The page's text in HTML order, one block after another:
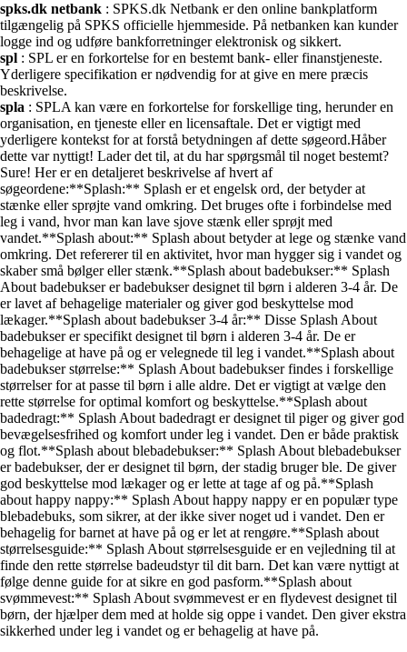
spks.dk netbank : SPKS.dk Netbank er den online bankplatform
tilgængelig på SPKS officielle hjemmeside. På netbanken kan kunder
logge ind og udføre bankforretninger elektronisk og sikkert.
spl : SPL er en forkortelse for en bestemt bank- eller finanstjeneste.
Yderligere specifikation er nødvendig for at give en mere præcis
beskrivelse.
spla : SPLA kan være en forkortelse for forskellige ting, herunder en
organisation, en tjeneste eller en licensaftale. Det er vigtigt med
yderligere kontekst for at forstå betydningen af dette søgeord.Håber
dette var nyttigt! Lader det til, at du har spørgsmål til noget bestemt?
Sure! Her er en detaljeret beskrivelse af hvert af
søgeordene:**Splash:** Splash er et engelsk ord, der betyder at
stænke eller sprøjte vand omkring. Det bruges ofte i forbindelse med
leg i vand, hvor man kan lave sjove stænk eller sprøjt med
vandet.**Splash about:** Splash about betyder at lege og stænke vand
omkring. Det refererer til en aktivitet, hvor man hygger sig i vandet og
skaber små bølger eller stænk.**Splash about badebukser:** Splash
About badebukser er badebukser designet til børn i alderen 3-4 år. De
er lavet af behagelige materialer og giver god beskyttelse mod
lækager.**Splash about badebukser 3-4 år:** Disse Splash About
badebukser er specifikt designet til børn i alderen 3-4 år. De er
behagelige at have på og er velegnede til leg i vandet.**Splash about
badebukser størrelse:** Splash About badebukser findes i forskellige
størrelser for at passe til børn i alle aldre. Det er vigtigt at vælge den
rette størrelse for optimal komfort og beskyttelse.**Splash about
badedragt:** Splash About badedragt er designet til piger og giver god
bevægelsesfrihed og komfort under leg i vandet. Den er både praktisk
og flot.**Splash about blebadebukser:** Splash About blebadebukser
er badebukser, der er designet til børn, der stadig bruger ble. De giver
god beskyttelse mod lækager og er lette at tage af og på.**Splash
about happy nappy:** Splash About happy nappy er en populær type
blebadebuks, som sikrer, at der ikke siver noget ud i vandet. Den er
behagelig for barnet at have på og er let at rengøre.**Splash about
størrelsesguide:** Splash About størrelsesguide er en vejledning til at
finde den rette størrelse badeudstyr til dit barn. Det kan være nyttigt at
følge denne guide for at sikre en god pasform.**Splash about
svømmevest:** Splash About svømmevest er en flydevest designet til
børn, der hjælper dem med at holde sig oppe i vandet. Den giver ekstra
sikkerhed under leg i vandet og er behagelig at have på.